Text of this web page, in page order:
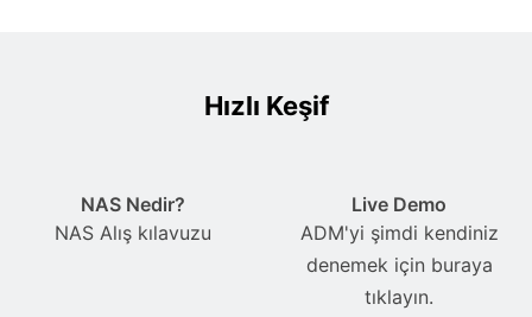
Hızlı Keşif
NAS Nedir?
NAS Alış kılavuzu
Live Demo
ADM'yi şimdi kendiniz
denemek için buraya
tıklayın.